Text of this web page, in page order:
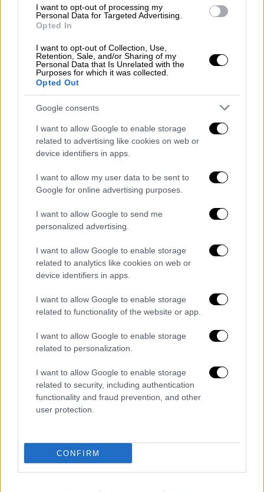
I want to opt-out of processing my
Personal Data for Targeted Advertising.
Opted In
I want to opt-out of Collection, Use,
Retention, Sale, and/or Sharing of my
Personal Data that Is Unrelated with the
Purposes for which it was collected.
Opted Out
Google consents
I want to allow Google to enable storage
related to advertising like cookies on web or
device identifiers in apps.
I want to allow my user data to be sent to
Google for online advertising purposes.
I want to allow Google to send me
personalized advertising.
I want to allow Google to enable storage
related to analytics like cookies on web or
device identifiers in apps.
I want to allow Google to enable storage
related to functionality of the website or app.
I want to allow Google to enable storage
related to personalization.
I want to allow Google to enable storage
related to security, including authentication
functionality and fraud prevention, and other
user protection.
CONFIRM
«Ο ελληνικός κινηµατογράφος µπορούσε και
δηµιουργούσε αστέρια, η τηλεόραση δεν
νοµίζω ότι µπορεί να δηµιουργήσει. Μπορεί
κάποιος να γίνει αναγνωρίσιµος και να τον
βλέπει ο κόσµος, αλλά στον χρόνο δεν
µπορεί να σταθεί»είχε δηλώσει στο TV
Έθνος.
Εκπροσωπούσε, όπως έλεγε, «μια γενιά που
δούλευε με κέφι, ξενυχτούσε μαζί και
έβγαινε στη σκηνή χωρίς ρολόι στο χέρι.
Μια εποχή που το θέατρο και το σινεμά ήταν
γιορτή». Δεν επαναπαύτηκε ποτέ στον τίτλο
του ζεν πρεμιέ. Στάθηκε συνοδοιπόρος σε
κάθε του ρόλο, όχι απλός διακοσμητικός
παρτενέρ. «Δεν ήμουν απλώς ο ωραίος.
Εκπροσωπούσα ένα ήθος, μια γενιά, μια
» έλεγε.
Πίσω από τα φώτα
Πίσω από τη λαμπερή εικόνα, ο Νίκος